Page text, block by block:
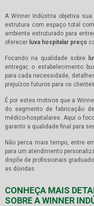
A Winner Indústria objetiva
estrutura com espaço total
ambiente estruturado para
oferecer luva hospitalar preço
Focando na qualidade sobre
entregar, o estabelecimento
para cada necessidade,
prejuízos futuros para os
É por estes motivos que a
do segmento de fabricação
médico-hospitalares. Aqui o
garantir a qualidade final para
Não perca mais tempo, entre
para um atendimento
dispõe de profissionais
as dúvidas.
CONHEÇA MAIS
SOBRE A WINNER